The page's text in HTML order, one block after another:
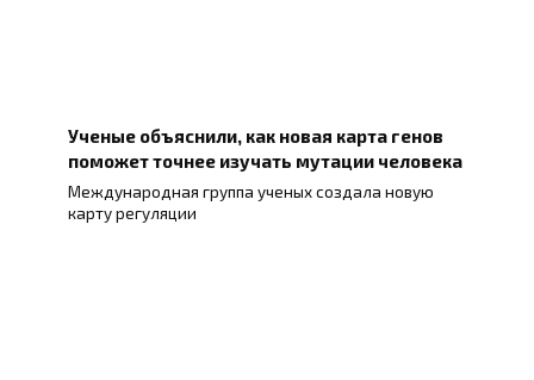
Ученые объяснили, как новая карта генов
поможет точнее изучать мутации человека
Международная группа ученых создала новую
карту регуляции